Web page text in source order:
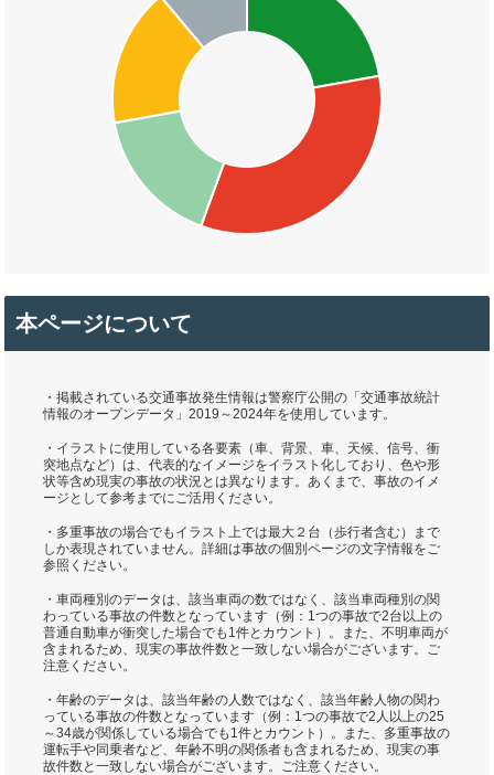
本ページについて
・掲載されている交通事故発生情報は警察庁公開の「交通事故統計
情報のオープンデータ」2019～2024年を使用しています。
・イラストに使用している各要素（車、背景、車、天候、信号、衝
突地点など）は、代表的なイメージをイラスト化しており、色や形
状等含め現実の事故の状況とは異なります。あくまで、事故のイメ
ージとして参考までにご活用ください。
・多重事故の場合でもイラスト上では最大２台（歩行者含む）まで
しか表現されていません。詳細は事故の個別ページの文字情報をご
参照ください。
・車両種別のデータは、該当車両の数ではなく、該当車両種別の関
わっている事故の件数となっています（例：1つの事故で2台以上の
普通自動車が衝突した場合でも1件とカウント）。また、不明車両が
含まれるため、現実の事故件数と一致しない場合がございます。ご
注意ください。
・年齢のデータは、該当年齢の人数ではなく、該当年齢人物の関わ
っている事故の件数となっています（例：1つの事故で2人以上の25
～34歳が関係している場合でも1件とカウント）。また、多重事故の
運転手や同乗者など、年齢不明の関係者も含まれるため、現実の事
故件数と一致しない場合がございます。ご注意ください。